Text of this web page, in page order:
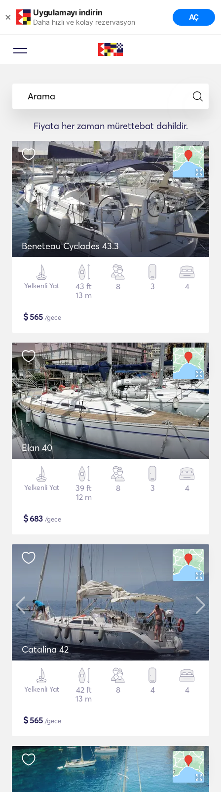
× Uygulamayı indirin
Daha hızlı ve kolay rezervasyon AÇ
Arama
Fiyata her zaman mürettebat dahildir.
Beneteau Cyclades 43.3
Yelkenli Yat
43 ft
13 m
8 3 4
$565 /gece
Elan 40
Yelkenli Yat
39 ft
12 m
8 3 4
$683 /gece
Catalina 42
Yelkenli Yat
42 ft
13 m
8 4 4
$565 /gece